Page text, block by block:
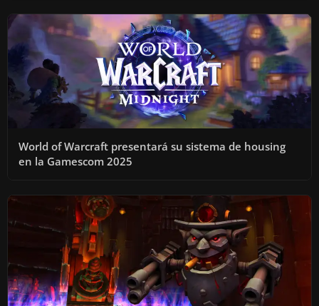
World of Warcraft presentará su sistema de housing
en la Gamescom 2025